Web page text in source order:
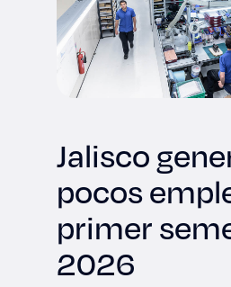
Jalisco
pocos
primer
2026